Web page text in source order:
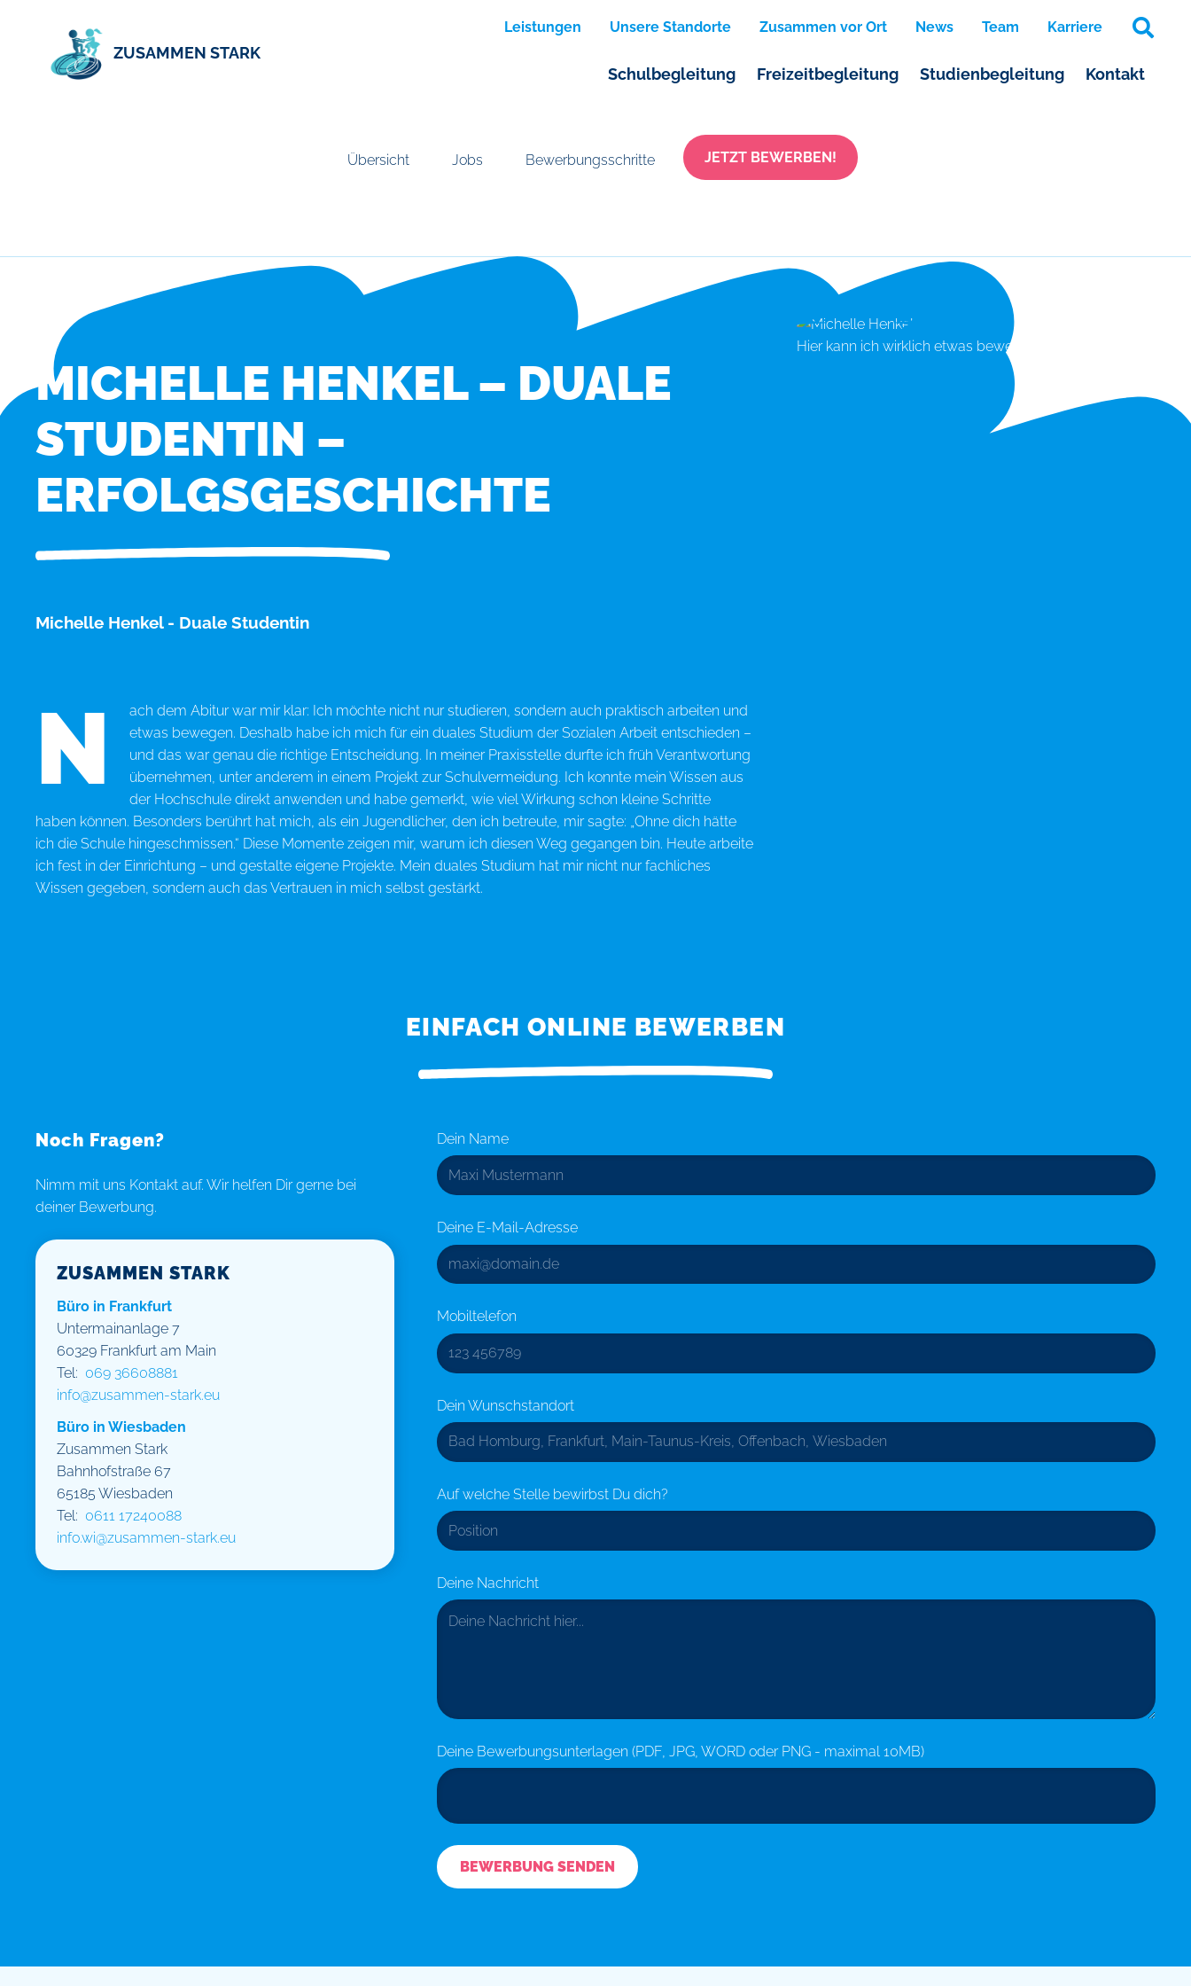
ZUSAMMEN STARK
Leistungen Unsere Standorte Zusammen vor Ort News Team Karriere
Schulbegleitung Freizeitbegleitung Studienbegleitung Kontakt
Übersicht Jobs Bewerbungsschritte JETZT BEWERBEN!
MICHELLE HENKEL – DUALE
STUDENTIN –
ERFOLGSGESCHICHTE
Michelle Henkel - Duale Studentin
N
ach dem Abitur war mir klar: Ich möchte nicht nur studieren, sondern auch praktisch arbeiten und
etwas bewegen. Deshalb habe ich mich für ein duales Studium der Sozialen Arbeit entschieden –
und das war genau die richtige Entscheidung. In meiner Praxisstelle durfte ich früh Verantwortung
übernehmen, unter anderem in einem Projekt zur Schulvermeidung. Ich konnte mein Wissen aus
der Hochschule direkt anwenden und habe gemerkt, wie viel Wirkung schon kleine Schritte
haben können. Besonders berührt hat mich, als ein Jugendlicher, den ich betreute, mir sagte: „Ohne dich hätte
ich die Schule hingeschmissen.“ Diese Momente zeigen mir, warum ich diesen Weg gegangen bin. Heute arbeite
ich fest in der Einrichtung – und gestalte eigene Projekte. Mein duales Studium hat mir nicht nur fachliches
Wissen gegeben, sondern auch das Vertrauen in mich selbst gestärkt.
Hier kann ich wirklich etwas bewegen.
EINFACH ONLINE BEWERBEN
Noch Fragen?
Nimm mit uns Kontakt auf. Wir helfen Dir gerne bei
deiner Bewerbung.
ZUSAMMEN STARK
Büro in Frankfurt
Untermainanlage 7
60329 Frankfurt am Main
Tel: 069 36608881
info@zusammen-stark.eu
Büro in Wiesbaden
Zusammen Stark
Bahnhofstraße 67
65185 Wiesbaden
Tel: 0611 17240088
info.wi@zusammen-stark.eu
Dein Name
Deine E-Mail-Adresse
Mobiltelefon
Dein Wunschstandort
Auf welche Stelle bewirbst Du dich?
Deine Nachricht
Deine Bewerbungsunterlagen (PDF, JPG, WORD oder PNG - maximal 10MB)